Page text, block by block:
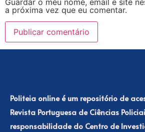
Guardar o meu nome, email e site
a próxima vez que eu comentar.
Politeia online é um repositório de
Revista Portuguesa de Ciências
responsabilidade do Centro de